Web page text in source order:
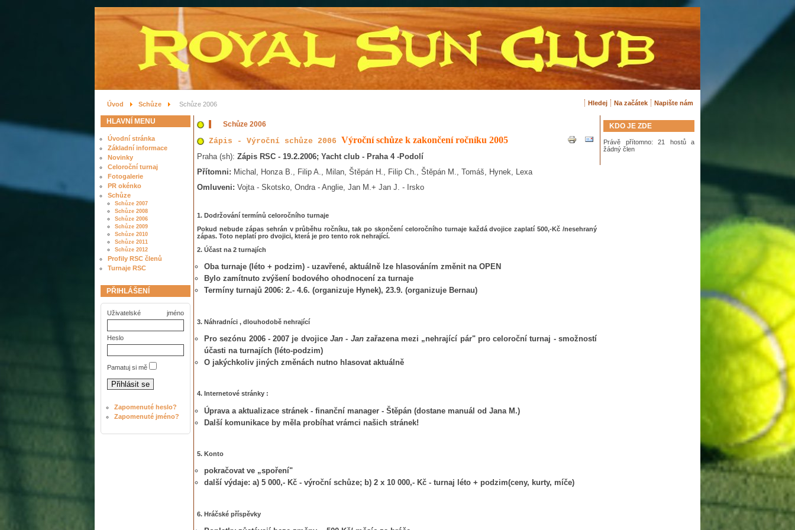
Úvod Schůze Schůze 2006 Hledej Na začátek Napište nám
HLAVNÍ MENU
Úvodní stránka
Základní informace
Novinky
Celoroční turnaj
Fotogalerie
PR okénko
Schůze
Schůze 2007
Schůze 2008
Schůze 2006
Schůze 2009
Schůze 2010
Schůze 2011
Schůze 2012
Profily RSC členů
Turnaje RSC
PŘIHLÁŠENÍ
Uživatelské jméno
Heslo
Pamatuj si mě
Zapomenuté heslo?
Zapomenuté jméno?
Schůze 2006
Zápis - Výroční schůze 2006 Výroční schůze k zakončení ročníku 2005
Praha (sh): Zápis RSC - 19.2.2006; Yacht club - Praha 4 -Podolí
Přítomni: Michal, Honza B., Filip A., Milan, Štěpán H., Filip Ch., Štěpán M., Tomáš, Hynek, Lexa
Omluveni: Vojta - Skotsko, Ondra - Anglie, Jan M.+ Jan J. - Irsko
1. Dodržování termínů celoročního turnaje
Pokud nebude zápas sehrán v průběhu ročníku, tak po skončení celoročního turnaje každá dvojice zaplatí 500,-Kč /nesehraný
zápas. Toto neplatí pro dvojici, která je pro tento rok nehrající.
2. Účast na 2 turnajích
Oba turnaje (léto + podzim) - uzavřené, aktuálně lze hlasováním změnit na OPEN
Bylo zamítnuto zvýšení bodového ohodnocení za turnaje
Termíny turnajů 2006: 2.- 4.6. (organizuje Hynek), 23.9. (organizuje Bernau)
3. Náhradníci , dlouhodobě nehrající
Pro sezónu 2006 - 2007 je dvojice Jan - Janzařazena mezi „nehrající pár" pro celoroční turnaj - smožností
účasti na turnajích (léto-podzim)
O jakýchkoliv jiných změnách nutno hlasovat aktuálně
4. Internetové stránky :
Úprava a aktualizace stránek - finanční manager - Štěpán (dostane manuál od Jana M.)
Další komunikace by měla probíhat vrámci našich stránek!
5. Konto
pokračovat ve „spoření"
další výdaje: a) 5 000,- Kč - výroční schůze; b) 2 x 10 000,- Kč - turnaj léto + podzim(ceny, kurty, míče)
6. Hráčské příspěvky
KDO JE ZDE
Právě přítomno: 21 hostů a
žádný člen